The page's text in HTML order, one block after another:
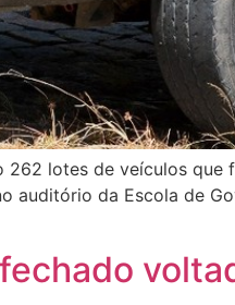
lotes de veículos que
auditório da Escola de